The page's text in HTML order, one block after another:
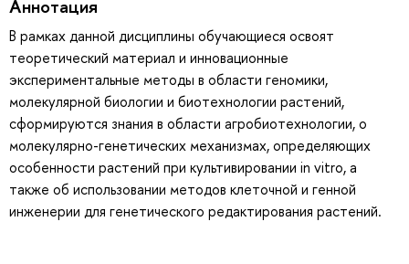
Аннотация
В рамках данной дисциплины обучающиеся освоят
теоретический материал и инновационные
экспериментальные методы в области геномики,
молекулярной биологии и биотехнологии растений,
сформируются знания в области агробиотехнологии, о
молекулярно-генетических механизмах, определяющих
особенности растений при культивировании in vitro, а
также об использовании методов клеточной и генной
инженерии для генетического редактирования растений.